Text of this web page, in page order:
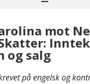
mot
og salg
på engelsk og